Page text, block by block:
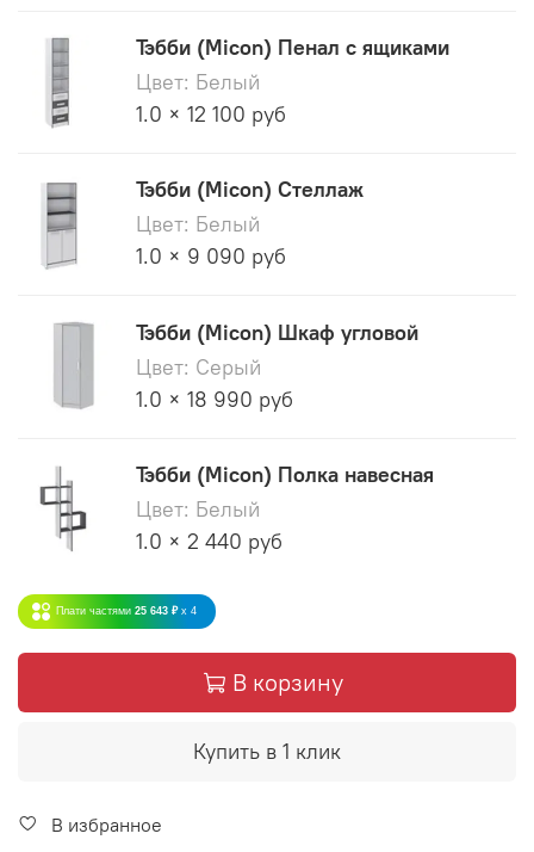
Тэбби (Micon) Пенал с ящиками
Цвет: Белый
1.0 × 12 100 руб
Тэбби (Micon) Стеллаж
Цвет: Белый
1.0 × 9 090 руб
Тэбби (Micon) Шкаф угловой
Цвет: Серый
1.0 × 18 990 руб
Тэбби (Micon) Полка навесная
Цвет: Белый
1.0 × 2 440 руб
Плати частями 25 643 ₽ x 4
В корзину
Купить в 1 клик
В избранное